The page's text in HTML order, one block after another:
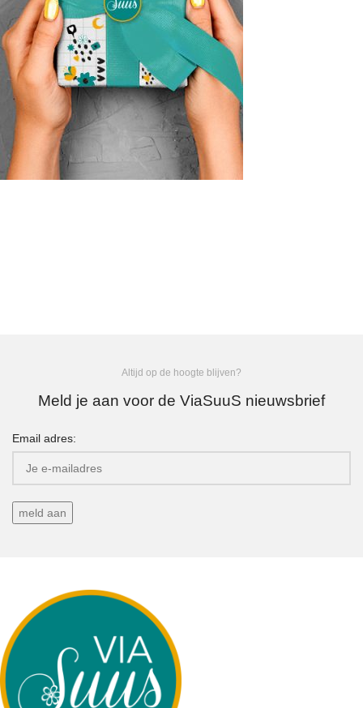
Altijd op de hoogte blijven?
Meld je aan voor de ViaSuuS nieuwsbrief
Email adres: